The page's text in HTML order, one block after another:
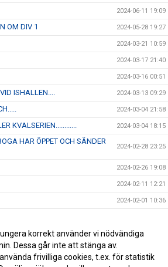
2024-06-11 19:09
OM DIV 1 2024-05-28 19:27
2024-03-21 10:59
2024-03-17 21:40
2024-03-16 00:51
ISHALLEN.... 2024-03-13 09:29
2024-03-04 21:58
KVALSERIEN............ 2024-03-04 18:15
HAR ÖPPET OCH SÄNDER
2024-02-28 23:25
2024-02-26 19:08
2024-02-11 12:21
2024-02-01 10:36
2024-01-22 12:45
2024-01-16 16:23
korrekt använder vi nödvändiga
Dessa går inte att stänga av.
frivilliga cookies, t.ex. för statistik